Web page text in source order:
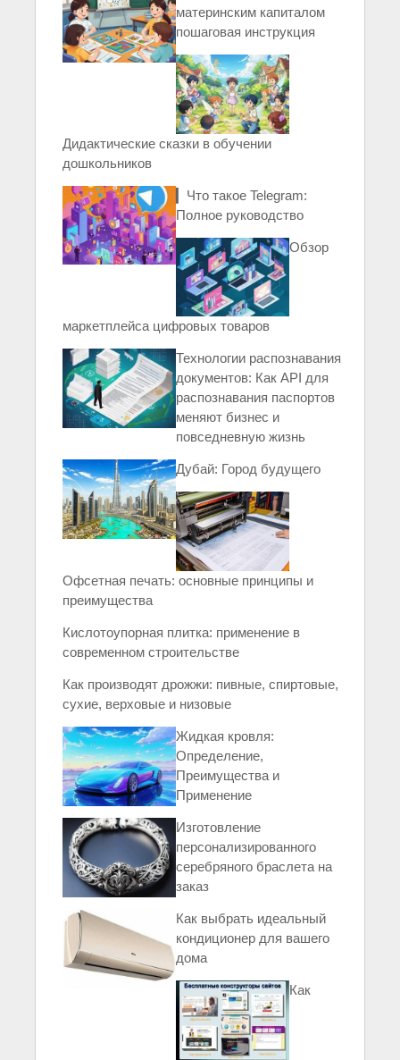
материнским капиталом
пошаговая инструкция
Дидактические сказки в обучении
дошкольников
▎Что такое Telegram:
Полное руководство
Обзор
маркетплейса цифровых товаров
Технологии распознавания
документов: Как API для
распознавания паспортов
меняют бизнес и
повседневную жизнь
Дубай: Город будущего
Офсетная печать: основные принципы и
преимущества
Кислотоупорная плитка: применение в
современном строительстве
Как производят дрожжи: пивные, спиртовые,
сухие, верховые и низовые
Жидкая кровля:
Определение,
Преимущества и
Применение
Изготовление
персонализированного
серебряного браслета на
заказ
Как выбрать идеальный
кондиционер для вашего
дома
Как